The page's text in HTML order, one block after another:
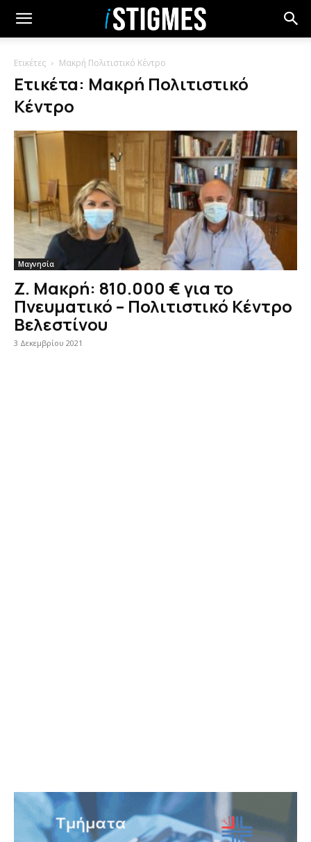
Ετικέτες Μακρή Πολιτιστικό Κέντρο
Ετικέτα: Μακρή Πολιτιστικό
Κέντρο
Μαγνησία
Ζ. Μακρή: 810.000 € για το
Πνευματικό – Πολιτιστικό Κέντρο
Βελεστίνου
3 Δεκεμβρίου 2021